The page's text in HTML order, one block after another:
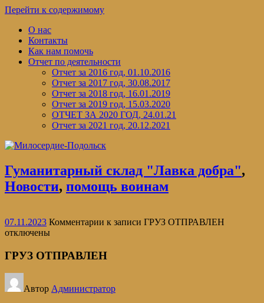
Перейти к содержимому
О нас
Контакты
Как нам помочь
Отчет по деятельности
Отчет за 2016 год, 01.10.2016
Отчет за 2017 год, 30.08.2017
Отчет за 2018 год, 16.01.2019
Отчет за 2019 год, 15.03.2020
ОТЧЕТ ЗА 2020 ГОД, 24.01.21
Отчет за 2021 год, 20.12.2021
Гуманитарный склад "Лавка добра",
Новости, помощь воинам
07.11.2023 Комментарии к записи ГРУЗ ОТПРАВЛЕН
отключены
ГРУЗ ОТПРАВЛЕН
Автор Администратор